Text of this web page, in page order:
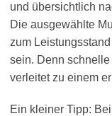
und übersichtlich
Die ausgewählte
zum
sein. Denn schnelle
verleitet zu einem
Ein kleiner Tipp: